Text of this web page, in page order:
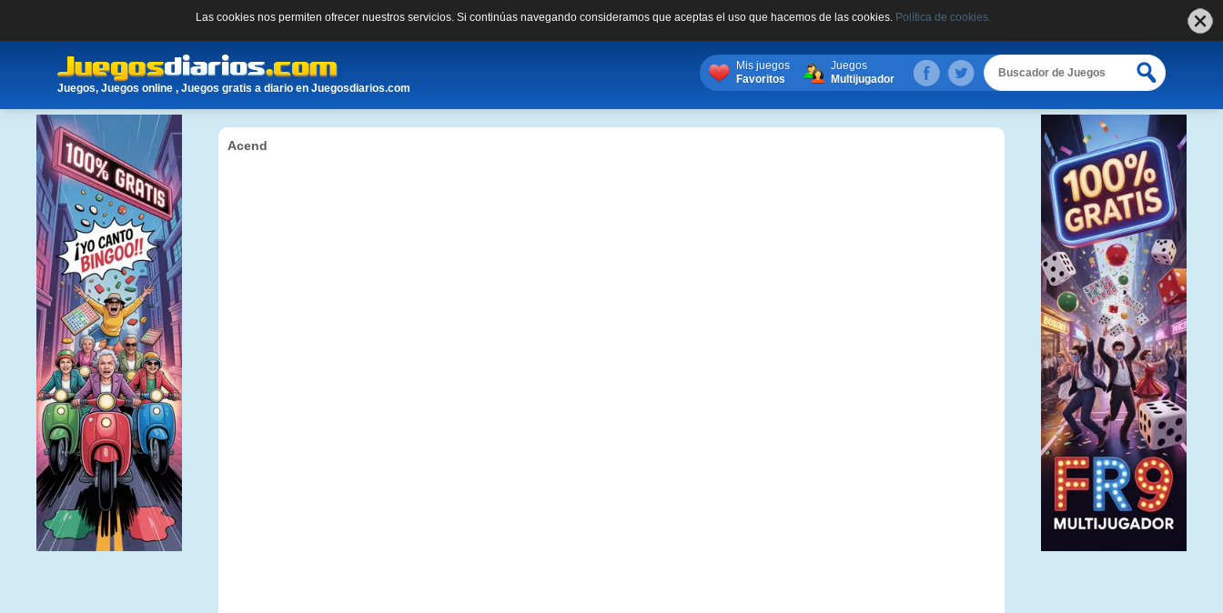
Las cookies nos permiten ofrecer nuestros servicios. Si continúas navegando consideramos que aceptas el uso que hacemos de las cookies. Política de cookies.
Juegos, Juegos online , Juegos gratis a diario en Juegosdiarios.com
Mis juegos
Favoritos
Juegos
Multijugador
Acend